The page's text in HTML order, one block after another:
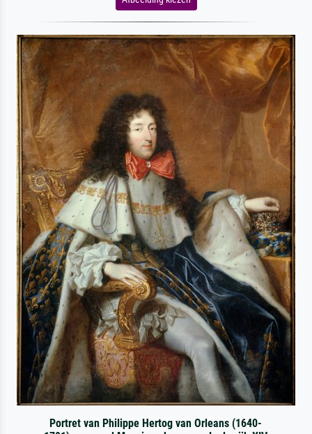
Portret van Philippe Hertog van Orleans (1640-